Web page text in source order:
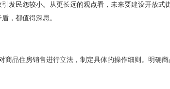
民怨较小。从更长远的观点看，未来要建设开放式
，都值得深思。
品住房销售进行立法，制定具体的操作细则。明确商